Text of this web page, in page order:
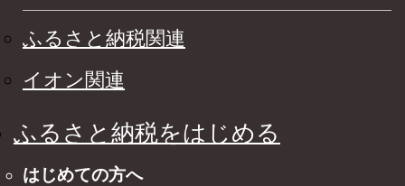
ふるさと納税関連
イオン関連
ふるさと納税をはじめる
はじめての方へ